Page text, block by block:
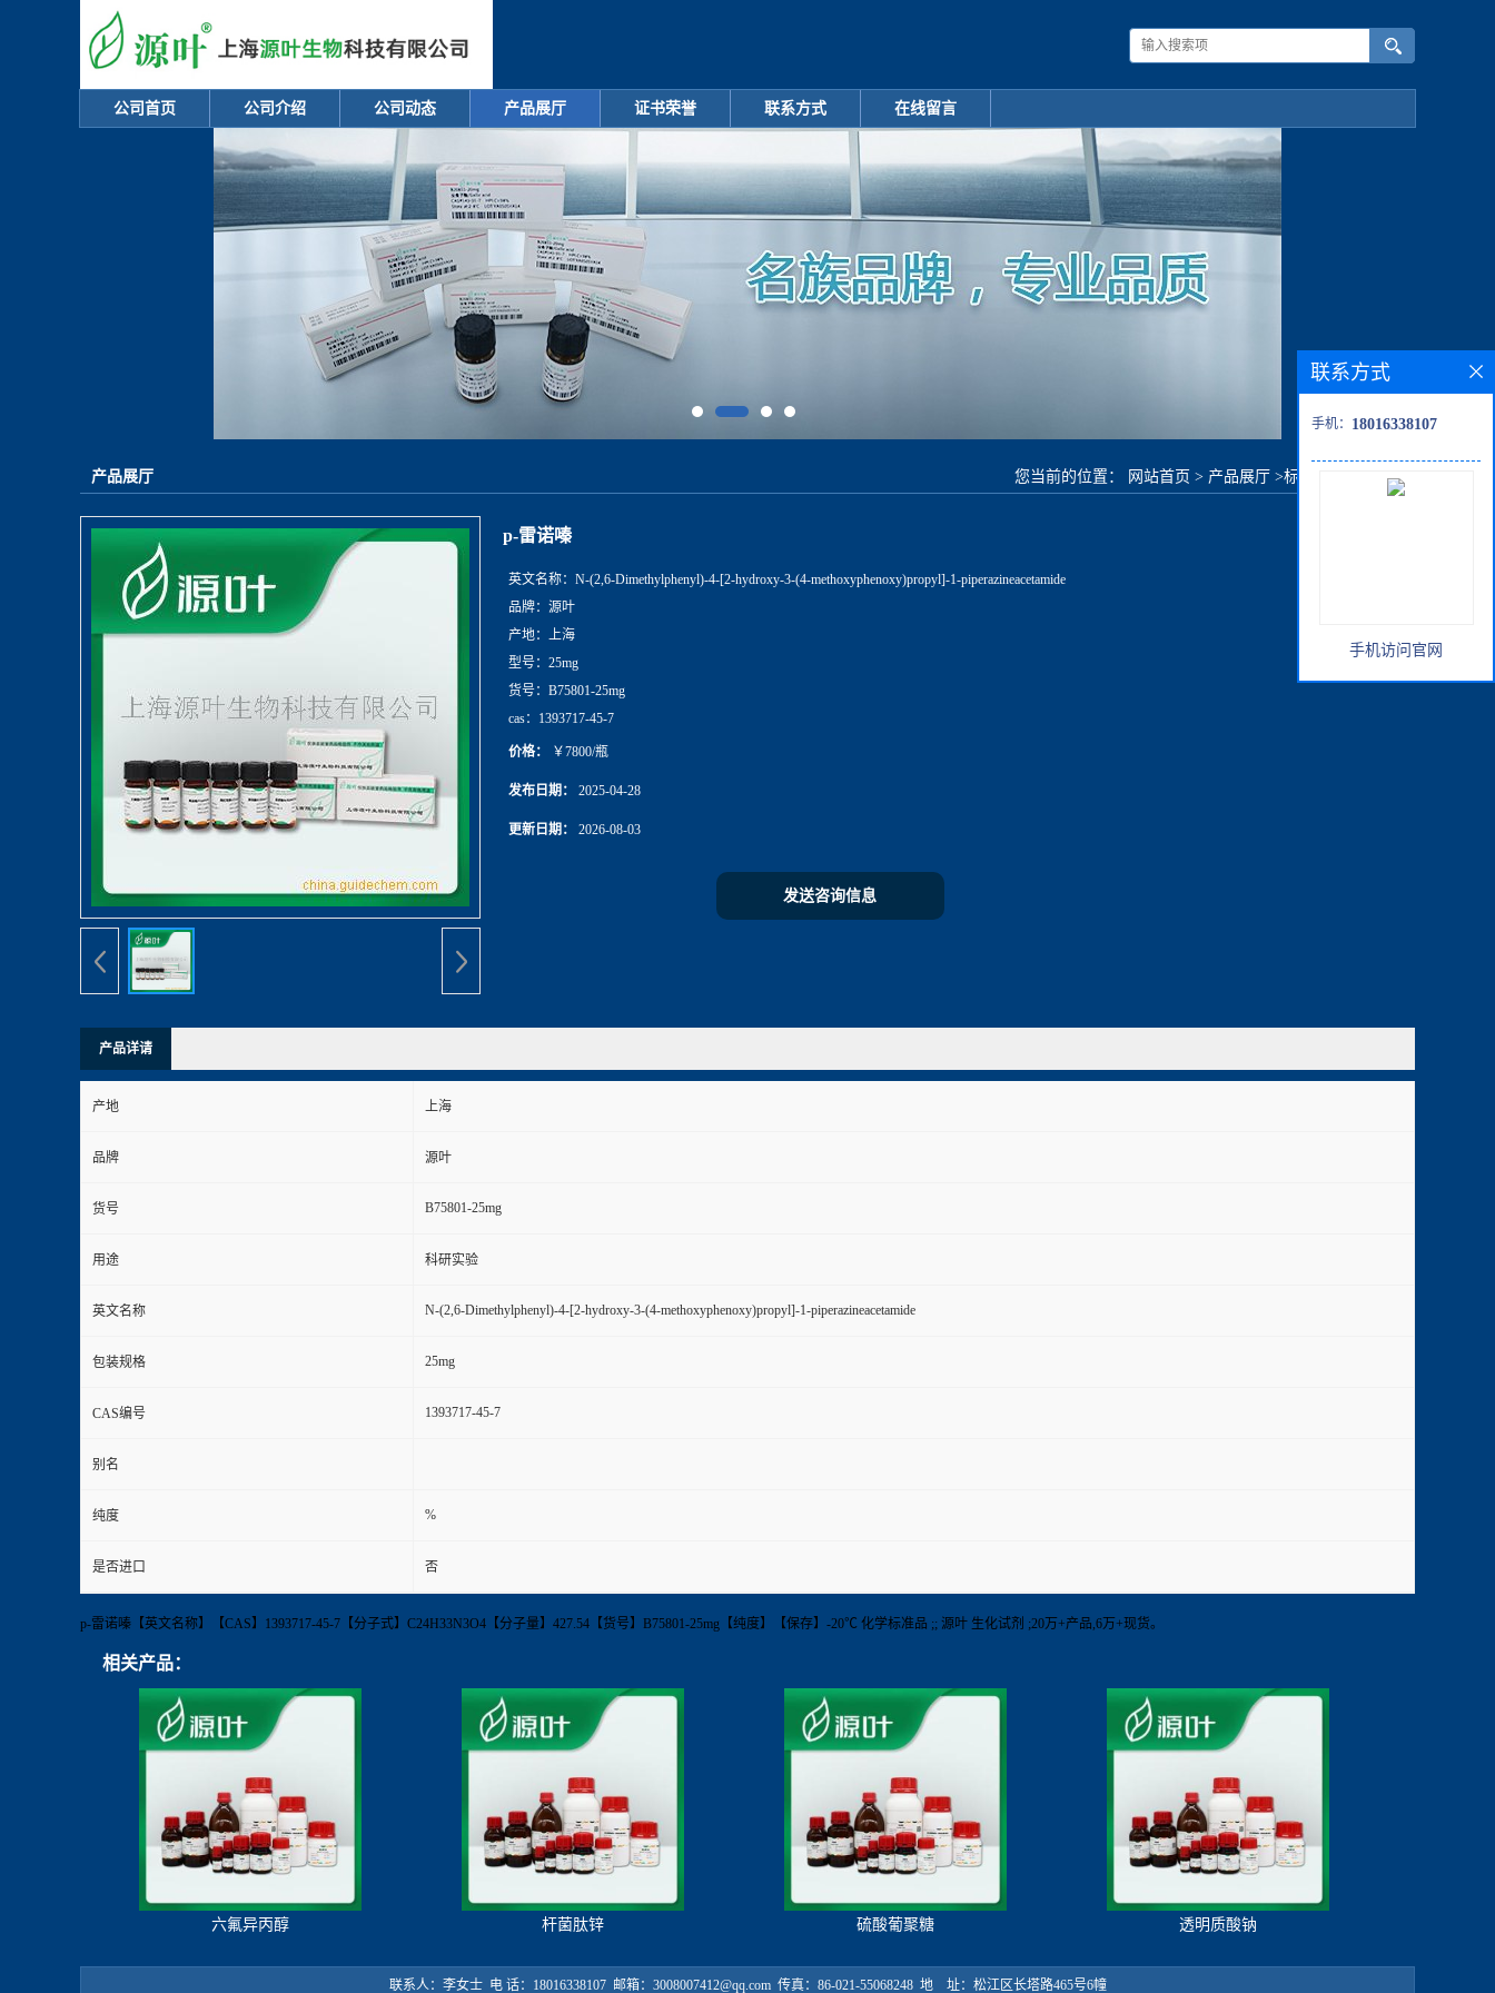
公司首页 公司介绍 公司动态 产品展厅 证书荣誉 联系方式 在线留言
产品展厅 您当前的位置： 网站首页 > 产品展厅 >标准品 p-雷诺嗪
p-雷诺嗪
英文名称： N-(2,6-Dimethylphenyl)-4-[2-hydroxy-3-(4-methoxyphenoxy)propyl]-1-piperazineacetamide
品牌： 源叶
产地： 上海
型号： 25mg
货号： B75801-25mg
cas： 1393717-45-7
价格： ￥7800/瓶
发布日期： 2025-04-28
更新日期： 2026-08-03
发送咨询信息
产品详请
产地 上海
品牌 源叶
货号 B75801-25mg
用途 科研实验
英文名称 N-(2,6-Dimethylphenyl)-4-[2-hydroxy-3-(4-methoxyphenoxy)propyl]-1-piperazineacetamide
包装规格 25mg
CAS编号 1393717-45-7
别名
纯度 %
是否进口 否
p-雷诺嗪【英文名称】【CAS】1393717-45-7【分子式】C24H33N3O4【分子量】427.54【货号】B75801-25mg【纯度】【保存】-20℃ 化学标准品 ;; 源叶 生化试剂 ;20万+产品,6万+现货。
相关产品：
六氟异丙醇 杆菌肽锌 硫酸葡聚糖 透明质酸钠
联系方式
手机： 18016338107
手机访问官网
联系人：李女士 电 话：18016338107 邮箱：3008007412@qq.com 传真：86-021-55068248 地 址：松江区长塔路465号6幢